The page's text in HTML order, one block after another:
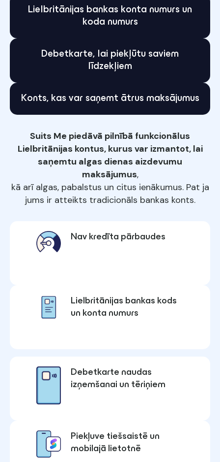
Lielbritānijas bankas konta numurs un
koda numurs
Debetkarte, lai piekļūtu saviem
līdzekļiem
Konts, kas var saņemt ātrus maksājumus
Suits Me piedāvā pilnībā funkcionālus
Lielbritānijas kontus, kurus var izmantot, lai
saņemtu algas dienas aizdevumu
maksājumus,
kā arī algas, pabalstus un citus ienākumus. Pat ja
jums ir atteikts tradicionāls bankas konts.
Nav kredīta pārbaudes
Lielbritānijas bankas kods
un konta numurs
Debetkarte naudas
izņemšanai un tēriņiem
Piekļuve tiešsaistē un
mobilajā lietotnē